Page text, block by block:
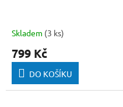
Skladem (3 ks)
799 Kč
DO KOŠÍKU